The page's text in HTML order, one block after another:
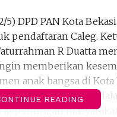
DPD PAN Kota Bekasi
pendaftaran Caleg.
R Duatta
memberikan
anak bangsa di Kota
yang sama
masyarakat
READING